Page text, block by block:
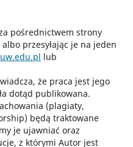
pośrednictwem strony
albo przesyłając je na jeden
lub
że praca jest jego
dotąd publikowana.
(plagiaty,
będą traktowane
je ujawniać oraz
z którymi Autor jest